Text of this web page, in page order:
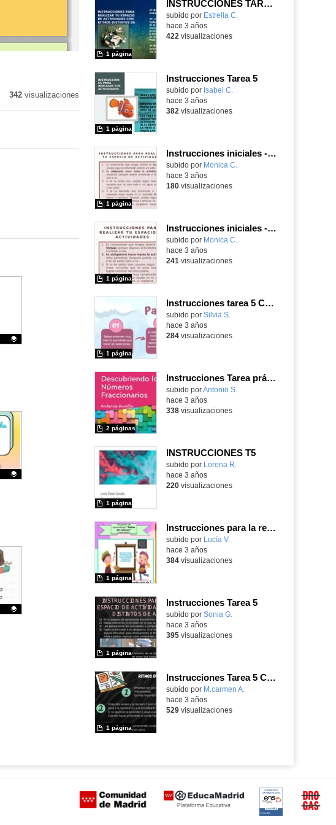
342visualizaciones
INSTRUCCIONES TAREA 5 NIVEL A2
Contenido educativo.
subido por Estrella C.
1 página
hace 3 años
422 visualizaciones
Instrucciones Tarea 5
Contenido educativo.
subido por Isabel C.
1 página
hace 3 años
382 visualizaciones
Instrucciones iniciales - Tarea 5 - CDD Nivel A2
Contenido educativo.
subido por Monica C.
1 página
hace 3 años
180visualizaciones
Instrucciones iniciales - Tarea 5 - CDD Nivel A2
Contenido educativo.
subido por Monica C.
1 página
hace 3 años
241 visualizaciones
Instrucciones tarea 5 CANVA NIVEL A2
Contenido educativo.
subido por Silvia S.
1 página
hace 3 años
284visualizaciones
Instrucciones Tarea práctica 5 - Nivel A2
Contenido educativo.
subido porAntonio S.
2 páginas
hace 3 años
338visualizaciones
INSTRUCCIONES T5
Contenido educativo.
subido por Lorena R.
1 página
hace 3 años
220visualizaciones
Instrucciones para la realización de actividades. Tarea 5 CDD - Nivel A2.
Contenido educativo.
subido por Lucía V.
1 página
hace 3 años
384visualizaciones
Instrucciones Tarea 5
Contenido educativo.
subido por Sonia G.
1 página
hace 3 años
395visualizaciones
Instrucciones Tarea 5 Canva - curso CDD nivel A2
Contenido educativo.
subido por M.carmen A.
1 página
hace 3 años
529visualizaciones
Certificación Buzón